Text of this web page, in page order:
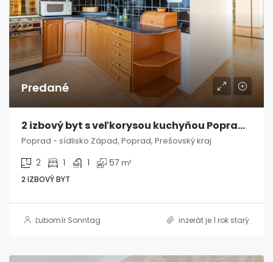
Predané
2 izbový byt s veľkorysou kuchyňou Poprad / Západ
Poprad - sídlisko Západ, Poprad, Prešovský kraj
2 1 1 57 m²
2 IZBOVÝ BYT
Ľubomír Sonntag inzerát je 1 rok starý